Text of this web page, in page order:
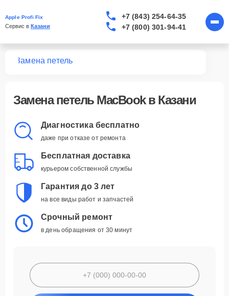
Apple Profi Fix
Сервис в Казани
+7 (843) 254-64-35
+7 (800) 301-94-41
Замена петель
Замена петель MacBook в Казани
Диагностика бесплатно
даже при отказе от ремонта
Бесплатная доставка
курьером собственной службы
Гарантия до 3 лет
на все виды работ и запчастей
Срочный ремонт
в день обращения от 30 минут